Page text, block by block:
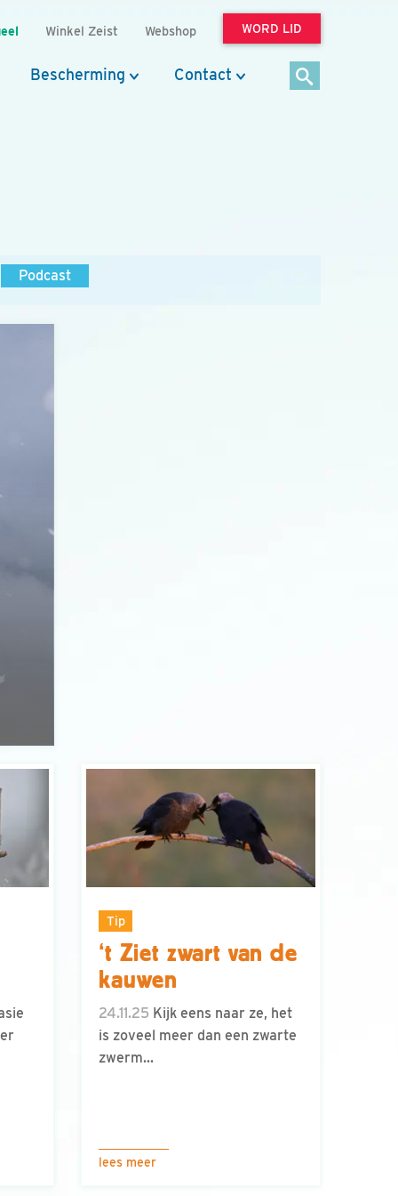
Winkel Zeist Webshop WORD LID
Bescherming Contact
Podcast
Tip
‘t Ziet zwart van de
kauwen
24.11.25 Kijk eens naar ze, het
is zoveel meer dan een zwarte
zwerm...
lees meer